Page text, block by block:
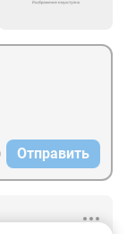
Отправить